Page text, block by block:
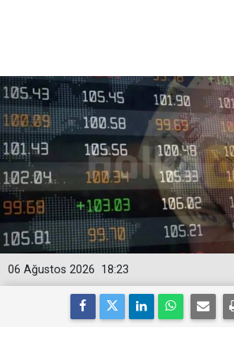
18:23
06 Ağustos 2026